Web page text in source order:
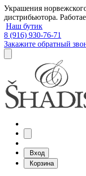
Украшения
дистрибьютора.
Наш бутик
8 (916) 930-76-71
Закажите обратный
Вход
Корзина